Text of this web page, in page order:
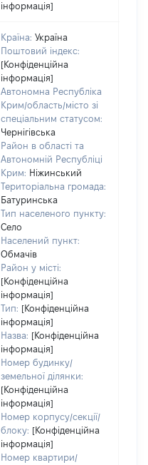
інформація]
Країна: Україна
Поштовий індекс:
[Конфіденційна
інформація]
Автономна Республіка
Крим/область/місто зі
спеціальним статусом:
Чернігівська
Район в області та
Автономній Республіці
Крим: Ніжинський
Територіальна громада:
Батуринська
Тип населеного пункту:
Село
Населений пункт:
Обмачів
Район у місті:
[Конфіденційна
інформація]
Тип: [Конфіденційна
інформація]
Назва: [Конфіденційна
інформація]
Номер будинку/
земельної ділянки:
[Конфіденційна
інформація]
Номер корпусу/секції/
блоку: [Конфіденційна
інформація]
Номер квартири/